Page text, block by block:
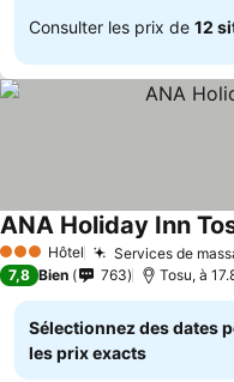
Consulter les prix de 12
3 ÉtoilesHôtel Services de
ANA Holiday Inn
7,8 Bien 763 Tosu, à
Sélectionnez des dates
les prix exacts